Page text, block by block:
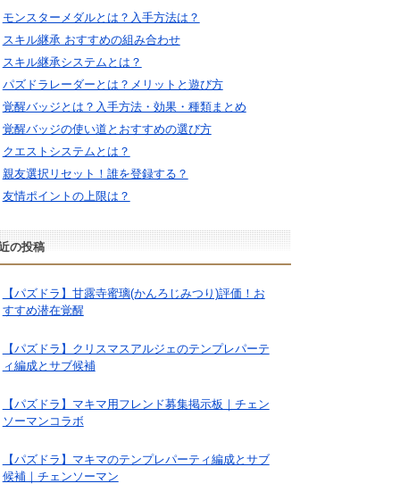
モンスターメダルとは？入手方法は？
スキル継承 おすすめの組み合わせ
スキル継承システムとは？
パズドラレーダーとは？メリットと遊び方
覚醒バッジとは？入手方法・効果・種類まとめ
覚醒バッジの使い道とおすすめの選び方
クエストシステムとは？
親友選択リセット！誰を登録する？
友情ポイントの上限は？
の投稿
【パズドラ】甘露寺蜜璃(かんろじみつり)評価！お
すすめ潜在覚醒
【パズドラ】クリスマスアルジェのテンプレパーテ
ィ編成とサブ候補
【パズドラ】マキマ用フレンド募集掲示板｜チェン
ソーマンコラボ
【パズドラ】マキマのテンプレパーティ編成とサブ
候補｜チェンソーマン